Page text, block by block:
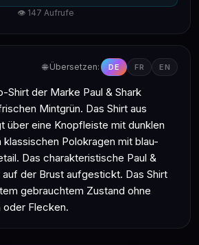
👁 147 Aufrufe
🌐 Übersetzen: DE FR EN
Shirt der Marke Paul & Shark
Mintgrün. Das Shirt aus
über eine Knopfleiste mit dunklen
klassischen Polokragen mit blau-
Das charakteristische Paul &
der Brust aufgestickt. Das Shirt
gebrauchtem Zustand ohne
oder Flecken.